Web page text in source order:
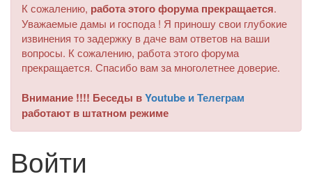
К сожалению, работа этого форума прекращается.
Уважаемые дамы и господа ! Я приношу свои глубокие
извинения то задержку в даче вам ответов на ваши
вопросы. К сожалению, работа этого форума
прекращается. Спасибо вам за многолетнее доверие.
Внимание !!!! Беседы вYoutube и Телеграм
работают в штатном режиме
Войти